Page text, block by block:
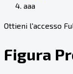
aaa
Ottieni l'accesso
Figura